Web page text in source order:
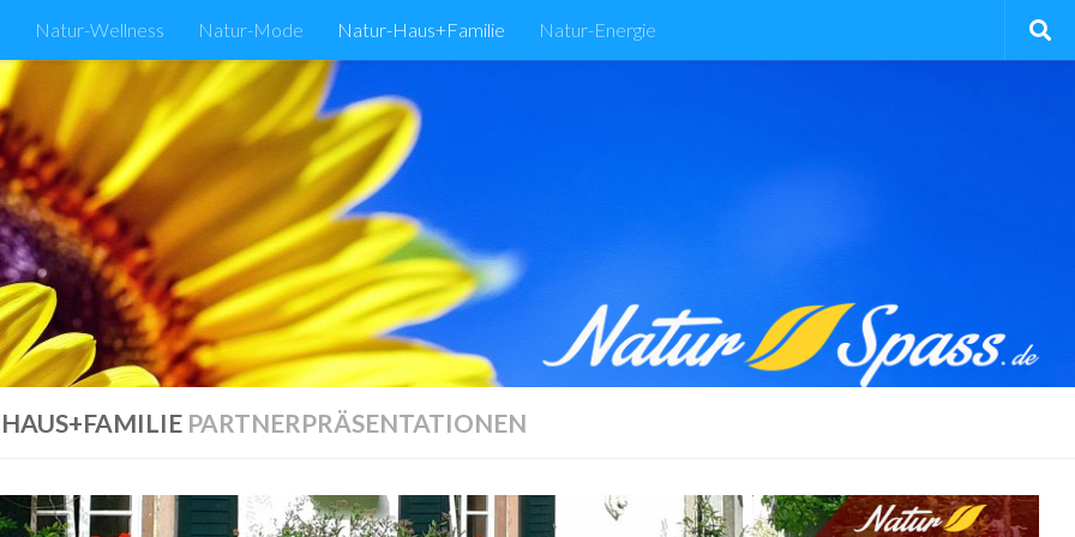
Natur-Wellness Natur-Mode Natur-Haus+Familie Natur-Energie
PARTNERPRÄSENTATIONEN